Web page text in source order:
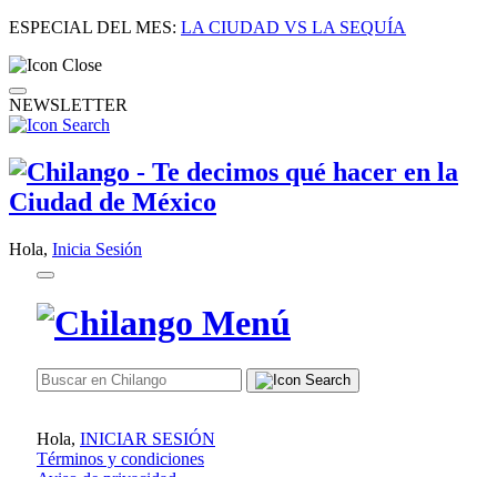
ESPECIAL DEL MES: LA CIUDAD VS LA SEQUÍA
NEWSLETTER
Hola, Inicia Sesión
Hola, INICIAR SESIÓN
Términos y condiciones